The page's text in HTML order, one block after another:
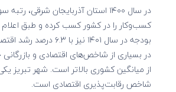
در سال ۱۴۰۰ استان آذربایجان شرقی،
کسب‌وکار را در کشور کسب کرده و طبق اعلام
بودجه در سال ۱۴۰۱ نیز با
در بسیاری از شاخص‌های اقتصادی و
شاخص رقابت‌پذیری اقتصادی است.